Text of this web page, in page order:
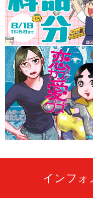
インフォ